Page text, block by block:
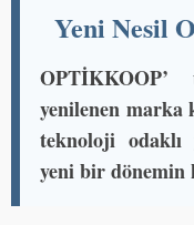
Yeni Nesil
yenilenen marka
teknoloji odaklı
yeni bir dönemin